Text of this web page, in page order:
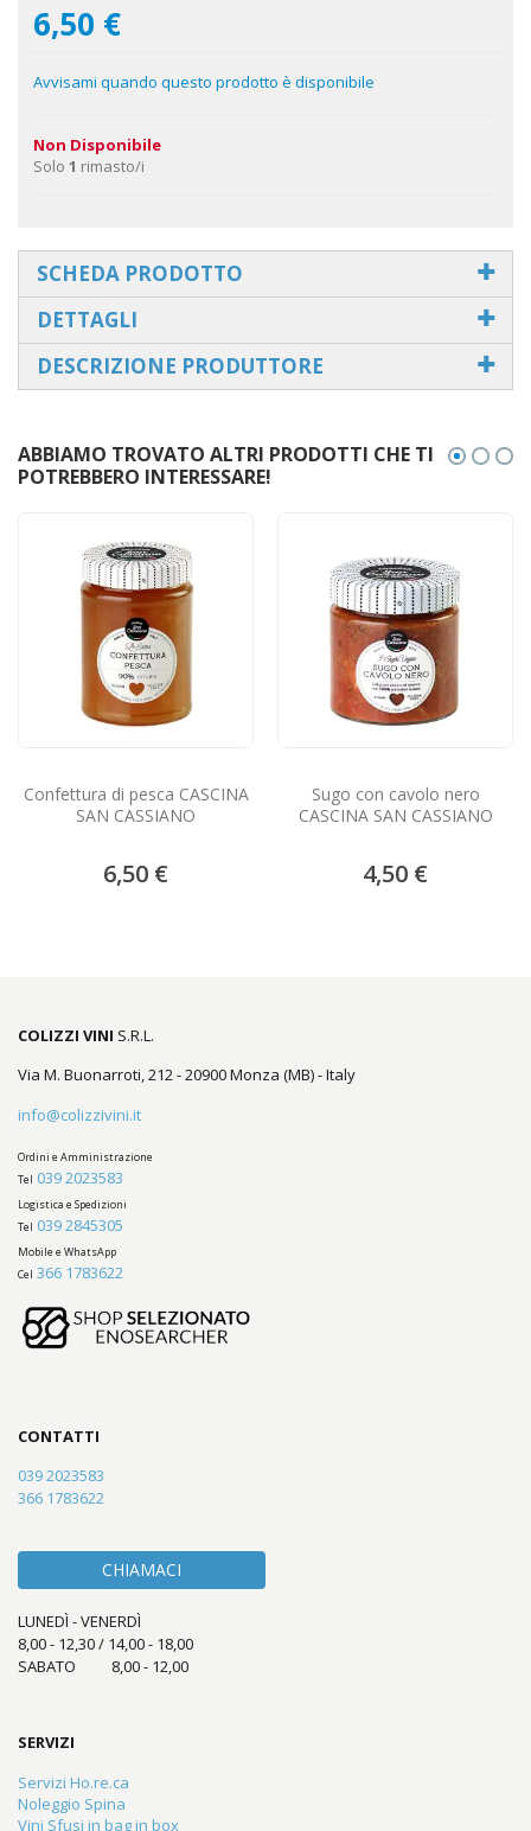
6,50 €
Avvisami quando questo prodotto è disponibile
Non Disponibile
Solo 1 rimasto/i
SCHEDA PRODOTTO
DETTAGLI
DESCRIZIONE PRODUTTORE
ABBIAMO TROVATO ALTRI PRODOTTI CHE TI
POTREBBERO INTERESSARE!
Confettura di pesca CASCINA
SAN CASSIANO
6,50 €
Sugo con cavolo nero
CASCINA SAN CASSIANO
4,50 €
COLIZZI VINI S.R.L.
Via M. Buonarroti, 212 - 20900 Monza (MB) - Italy
info@colizzivini.it
Ordini e Amministrazione
Tel 039 2023583
Logistica e Spedizioni
Tel 039 2845305
Mobile e WhatsApp
Cel 366 1783622
CONTATTI
039 2023583
366 1783622
CHIAMACI
LUNEDÌ - VENERDÌ
8,00 - 12,30 / 14,00 - 18,00
SABATO 8,00 - 12,00
SERVIZI
Servizi Ho.re.ca
Noleggio Spina
Vini Sfusi in bag in box